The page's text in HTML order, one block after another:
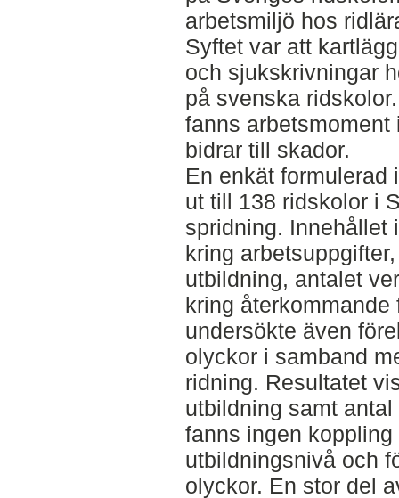
arbetsmiljö hos
Syftet var att
och sjukskrivningar
på svenska
fanns
bidrar till skador.
En enkät formulerad
ut till 138 ridskolor i
spridning. Innehållet
kring
utbildning, antalet
kring
undersökte även
olyckor i samband
ridning. Resultatet
utbildning samt
fanns ingen
utbildningsnivå och
olyckor. En stor del